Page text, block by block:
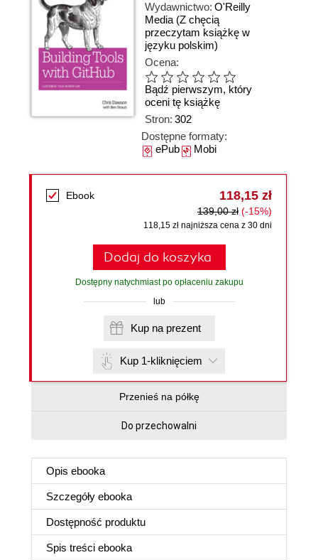
Wydawnictwo: O'Reilly
Media (Z chęcią
przeczytam książkę w
języku polskim)
Ocena:
Bądź pierwszym, który
oceni tę książkę
Stron: 302
Dostępne formaty:
ePubMobi
Ebook 118,15 zł
139,00 zł (-15%)
118,15 zł najniższa cena z 30 dni
Dodaj do koszyka
Dostępny natychmiast po opłaceniu zakupu
lub
Kup na prezent
Kup 1-kliknięciem
Przenieś na półkę
Do przechowalni
Opis ebooka
Szczegóły ebooka
Dostępność produktu
Spis treści ebooka